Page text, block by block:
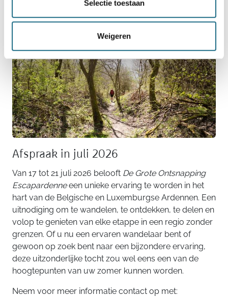
Selectie toestaan
Weigeren
producten en regionale knowhow.
Afspraak in juli 2026
Van 17 tot 21 juli 2026 belooft De Grote Ontsnapping
Escapardenneeen unieke ervaring te worden in het
hart van de Belgische en Luxemburgse Ardennen. Een
uitnodiging om te wandelen, te ontdekken, te delen en
volop te genieten van elke etappe in een regio zonder
grenzen. Of u nu een ervaren wandelaar bent of
gewoon op zoek bent naar een bijzondere ervaring,
deze uitzonderlijke tocht zou wel eens een van de
hoogtepunten van uw zomer kunnen worden.
Neem voor meer informatie contact op met: